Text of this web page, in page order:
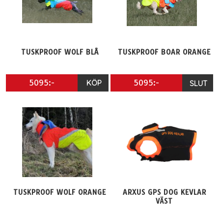
TUSKPROOF WOLF BLÅ
5095:- KÖP
TUSKPROOF BOAR ORANGE
5095:- SLUT
TUSKPROOF WOLF ORANGE
ARXUS GPS DOG KEVLAR
VÄST